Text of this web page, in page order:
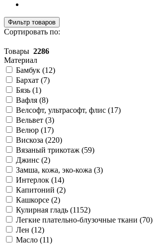
Фильтр товаров
Сортировать по:
Товары 2286
Материал
Бамбук (12)
Бархат (7)
Бязь (1)
Вафля (8)
Велсофт, ультрасофт, флис (17)
Вельвет (3)
Велюр (17)
Вискоза (220)
Вязаный трикотаж (59)
Джинс (2)
Замша, кожа, эко-кожа (3)
Интерлок (14)
Капитоний (2)
Кашкорсе (2)
Кулирная гладь (1152)
Легкие плательно-блузочные ткани (70)
Лен (12)
Масло (11)